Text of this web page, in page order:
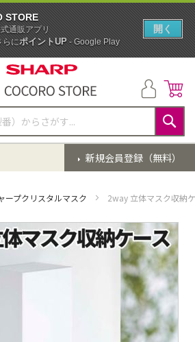
検
索
新規会員登録（無料）
ープクリスタルマスク 2way 立体マスク収納
STORE
通販アプリ
らにポイントUP- Google Play
開く